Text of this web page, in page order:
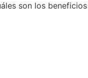
son los beneficios